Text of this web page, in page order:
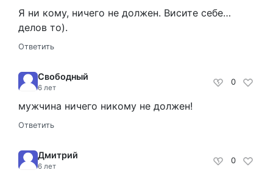
Я ни кому, ничего не должен. Висите себе…
делов то).
Ответить
Свободный
6 лет
0
мужчина ничего никому не должен!
Ответить
Дмитрий
6 лет
0